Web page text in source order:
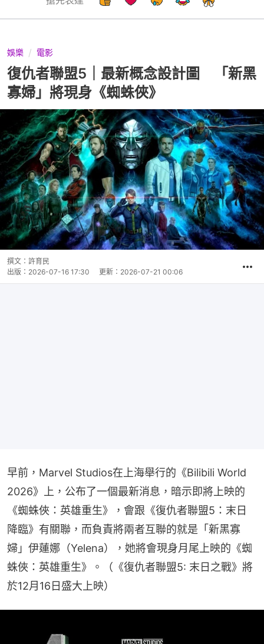
娛樂 電影
復仇者聯盟5｜最新概念設計圖 「新黑
寡婦」將現身《蜘蛛俠》
撰文： 許育民
出版： 2026-07-16 17:30 更新： 2026-07-21 00:06
早前，Marvel Studios在上海舉行的《Bilibili World
2026》上，公布了一個最新消息，暗示即將上映的
《蜘蛛俠：英雄重生》，會跟《復仇者聯盟5：末日
降臨》有關聯，而負責將兩者互聯的就是「新黑寡
婦」伊蓮娜（Yelena），她將會現身月尾上映的《蜘
蛛俠：英雄重生》。（《復仇者聯盟5: 末日之戰》將
於12月16日盛大上映）